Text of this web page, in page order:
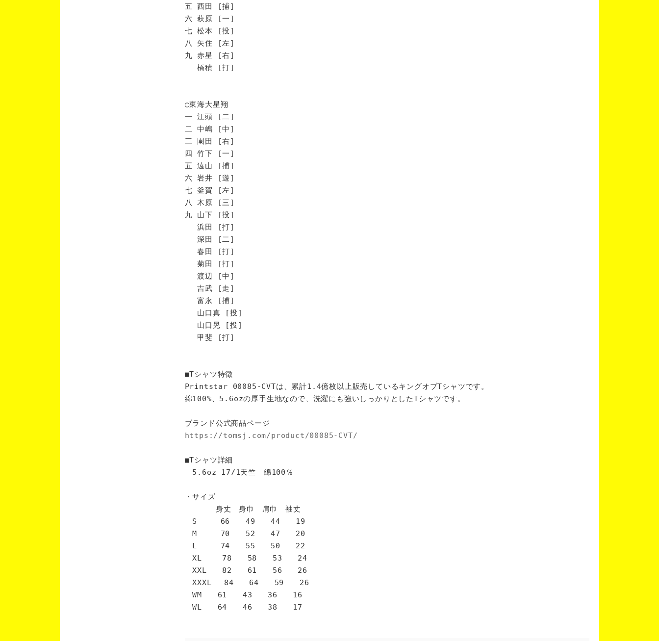
五 西田 [捕]
六 萩原 [一]
七 松本 [投]
八 矢住 [左]
九 赤星 [右]
橋積 [打]
◯東海大星翔
一 江頭 [二]
二 中嶋 [中]
三 園田 [右]
四 竹下 [一]
五 遠山 [捕]
六 岩井 [遊]
七 釜賀 [左]
八 木原 [三]
九 山下 [投]
浜田 [打]
深田 [二]
春田 [打]
菊田 [打]
渡辺 [中]
吉武 [走]
富永 [捕]
山口真 [投]
山口晃 [投]
甲斐 [打]
■Tシャツ特徴
Printstar 00085-CVTは、累計1.4億枚以上販売しているキングオブTシャツです。
綿100%、5.6ozの厚手生地なので、洗濯にも強いしっかりとしたTシャツです。
ブランド公式商品ページ
https://tomsj.com/product/00085-CVT/
■Tシャツ詳細
5.6oz 17/1天竺 綿100％
・サイズ
身丈 身巾 肩巾 袖丈
S 66 49 44 19
M 70 52 47 20
L 74 55 50 22
XL 78 58 53 24
XXL 82 61 56 26
XXXL 84 64 59 26
WM 61 43 36 16
WL 64 46 38 17